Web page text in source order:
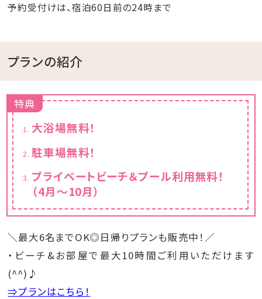
予約受付けは、宿泊60日前の24時まで
プランの紹介
特典
大浴場無料！
駐車場無料！
プライベートビーチ＆プール利用無料！
（4月～10月）
＼最大6名までOK◎日帰りプランも販売中！／
・ビーチ&お部屋で最大10時間ご利用いただけます
(^^)♪
⇒プランはこちら！